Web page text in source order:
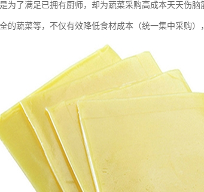
为了满足已拥有厨师，却为蔬菜采购高成本天天伤
的蔬菜等，不仅有效降低食材成本（统一集中采购